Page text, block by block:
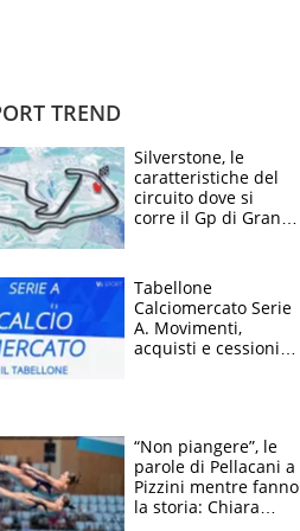
TREND
Silverstone, le
caratteristiche del
circuito dove si
corre il Gp di Gran
Tabellone
Calciomercato Serie
A. Movimenti,
acquisti e cessioni:
“Non piangere”, le
parole di Pellacani a
Pizzini mentre fanno
la storia: Chiara